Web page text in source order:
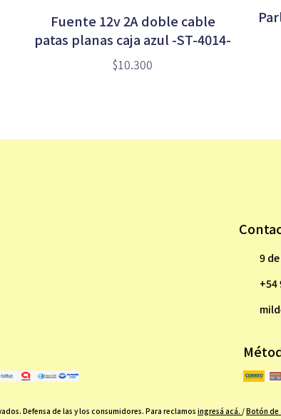
Fuente 12v 2A doble cable
patas planas caja azul -ST-4014-
$10.300
9
+54
Defensa de las y los consumidores. Para reclamos ingresá acá. /Botón de